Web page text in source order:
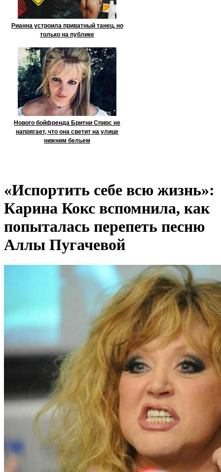
Рианна устроила приватный танец, но
только на публике
Нового бойфренда Бритни Спирс не
напрягает, что она светит на улице
нижним бельем
«Испортить себе всю жизнь»:
Карина Кокс вспомнила, как
попыталась перепеть песню
Аллы Пугачевой